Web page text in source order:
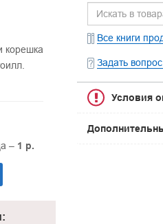
корешка
– 1 р.
Все книги
Задать
Условия